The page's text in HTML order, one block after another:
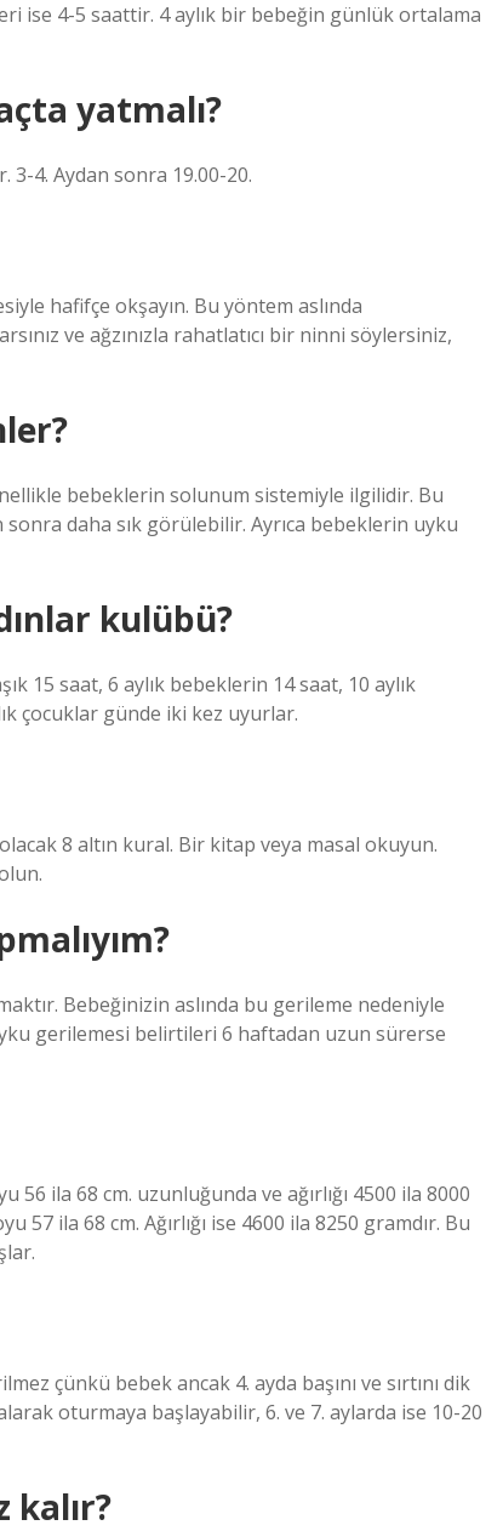
ise 4-5 saattir. 4 aylık bir bebeğin günlük ortalama
yatmalı?
3-4. Aydan sonra 19.00-20.
hafifçe okşayın. Bu yöntem aslında
ve ağzınızla rahatlatıcı bir ninni söylersiniz,
bebeklerin solunum sistemiyle ilgilidir. Bu
daha sık görülebilir. Ayrıca bebeklerin uyku
kulübü?
15 saat, 6 aylık bebeklerin 14 saat, 10 aylık
çocuklar günde iki kez uyurlar.
8 altın kural. Bir kitap veya masal okuyun.
Bebeğinizin aslında bu gerileme nedeniyle
gerilemesi belirtileri 6 haftadan uzun sürerse
ila 68 cm. uzunluğunda ve ağırlığı 4500 ila 8000
ila 68 cm. Ağırlığı ise 4600 ila 8250 gramdır. Bu
çünkü bebek ancak 4. ayda başını ve sırtını dik
oturmaya başlayabilir, 6. ve 7. aylarda ise 10-20
kalır?